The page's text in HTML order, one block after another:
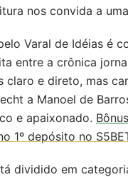
nos convida a
Varal de Idéias é
entre a crônica
claro e direto, mas
a Manoel de
e apaixonado.
1º depósito no
dividido em